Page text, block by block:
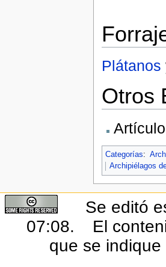
Plátanos
Otros
Categorías:
Archipiélagos
Se editó
07:08.
El
que se indique